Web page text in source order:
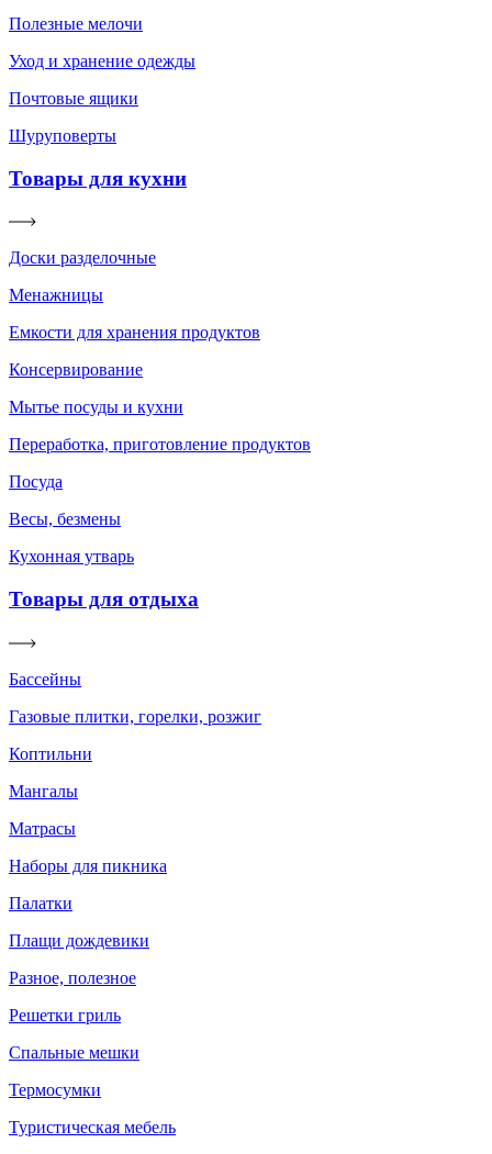
Полезные мелочи
Уход и хранение одежды
Почтовые ящики
Шуруповерты
Товары для кухни
Доски разделочные
Менажницы
Емкости для хранения продуктов
Консервирование
Мытье посуды и кухни
Переработка, приготовление продуктов
Посуда
Весы, безмены
Кухонная утварь
Товары для отдыха
Бассейны
Газовые плитки, горелки, розжиг
Коптильни
Мангалы
Матрасы
Наборы для пикника
Палатки
Плащи дождевики
Разное, полезное
Решетки гриль
Спальные мешки
Термосумки
Туристическая мебель